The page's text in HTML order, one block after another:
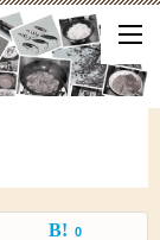
ったこと、試して
0